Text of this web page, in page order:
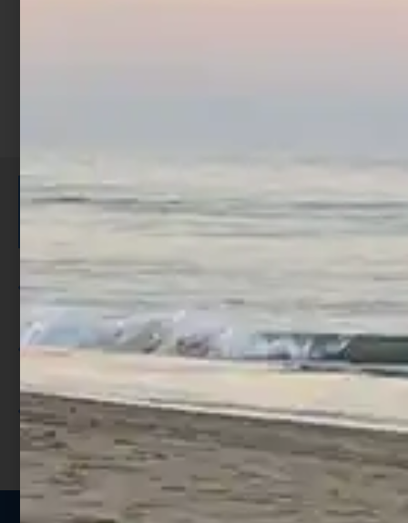
ISCRIVITI E RICEVI 3,50€ DI
SCONTO >
Per ogni acquisto accumuli ulteriori
punti;
Utilizza i punti per ricevere uno
sconto;
I punti sono indicati nella pagina
prodotto;